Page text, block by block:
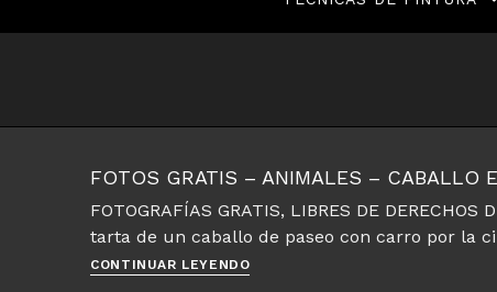
FOTOS GRATIS – ANIMALES – CABALLO
FOTOGRAFÍAS GRATIS, LIBRES DE
tarta de un caballo de paseo con carro por la
CONTINUAR LEYENDOFotos